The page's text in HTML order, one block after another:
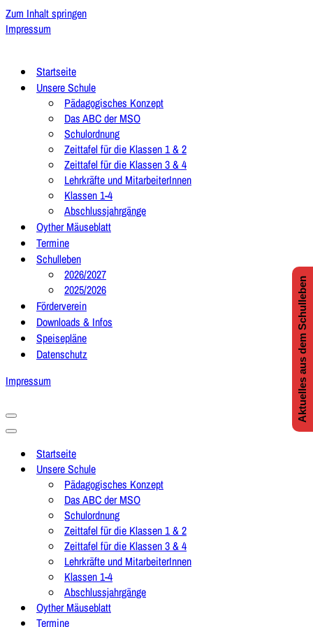
Zum Inhalt springen
Impressum
Startseite
Unsere Schule
Pädagogisches Konzept
Das ABC der MSO
Schulordnung
Zeittafel für die Klassen 1 & 2
Zeittafel für die Klassen 3 & 4
Lehrkräfte und MitarbeiterInnen
Klassen 1-4
Abschlussjahrgänge
Oyther Mäuseblatt
Termine
Schulleben
2026/2027
2025/2026
Förderverein
Downloads & Infos
Speisepläne
Datenschutz
Impressum
Navigationsmenü
Navigationsmenü
Startseite
Unsere Schule
Pädagogisches Konzept
Das ABC der MSO
Schulordnung
Zeittafel für die Klassen 1 & 2
Zeittafel für die Klassen 3 & 4
Lehrkräfte und MitarbeiterInnen
Klassen 1-4
Abschlussjahrgänge
Oyther Mäuseblatt
Termine
Aktuelles aus dem Schulleben